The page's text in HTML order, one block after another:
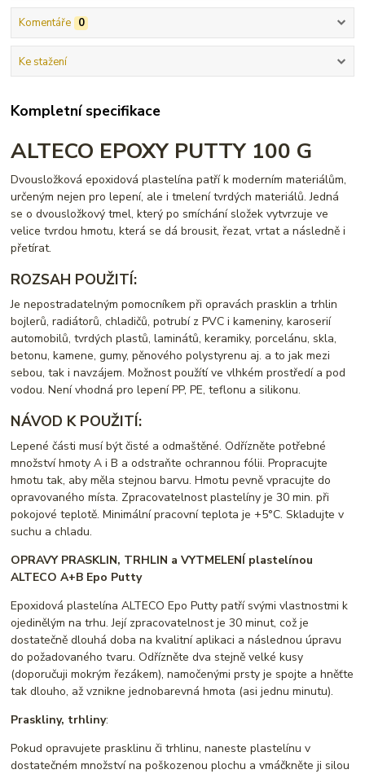
Komentáře 0
Ke stažení
Kompletní specifikace
ALTECO EPOXY PUTTY 100 G
Dvousložková epoxidová plastelína patří k moderním materiálům,
určeným nejen pro lepení, ale i tmelení tvrdých materiálů. Jedná
se o dvousložkový tmel, který po smíchání složek vytvrzuje ve
velice tvrdou hmotu, která se dá brousit, řezat, vrtat a následně i
přetírat.
ROZSAH POUŽITÍ:
Je nepostradatelným pomocníkem při opravách prasklin a trhlin
bojlerů, radiátorů, chladičů, potrubí z PVC i kameniny, karoserií
automobilů, tvrdých plastů, laminátů, keramiky, porcelánu, skla,
betonu, kamene, gumy, pěnového polystyrenu aj. a to jak mezi
sebou, tak i navzájem. Možnost použítí ve vlhkém prostředí a pod
vodou. Není vhodná pro lepení PP, PE, teflonu a silikonu.
NÁVOD K POUŽITÍ:
Lepené části musí být čisté a odmaštěné. Odřízněte potřebné
množství hmoty A i B a odstraňte ochrannou fólii. Propracujte
hmotu tak, aby měla stejnou barvu. Hmotu pevně vpracujte do
opravovaného místa. Zpracovatelnost plastelíny je 30 min. při
pokojové teplotě. Minimální pracovní teplota je +5°C. Skladujte v
suchu a chladu.
OPRAVY PRASKLIN, TRHLIN a VYTMELENÍ plastelínou
ALTECO A+B Epo Putty
Epoxidová plastelína ALTECO Epo Putty patří svými vlastnostmi k
ojedinělým na trhu. Její zpracovatelnost je 30 minut, což je
dostatečně dlouhá doba na kvalitní aplikaci a následnou úpravu
do požadovaného tvaru. Odřízněte dva stejně velké kusy
(doporučuji mokrým řezákem), namočenými prsty je spojte a hněťte
tak dlouho, až vznikne jednobarevná hmota (asi jednu minutu).
Praskliny, trhliny:
Pokud opravujete prasklinu či trhlinu, naneste plastelínu v
dostatečném množství na poškozenou plochu a vmáčkněte ji silou